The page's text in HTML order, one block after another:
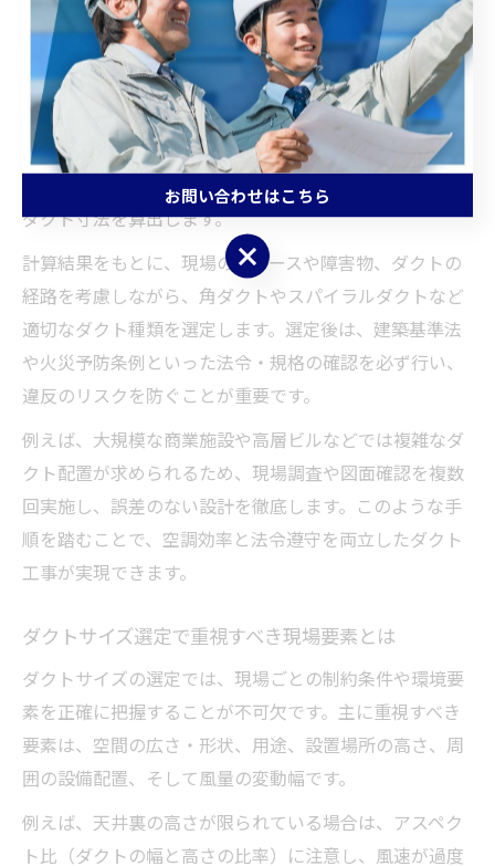
ダクト工事で適切サイズを見極める実務の流れ
ダクト工事において適切なダクトサイズを見極めるため
の実務の流れは、まず建物の用途や空調計画を詳細に把
握することから始まります。次に、必要な風量・風速、
換気回数などの基本条件を確認し、計算式やダクトサイ
ズ計算サイト、エクセルなどのツールを活用して初期の
ダクト寸法を算出します。
計算結果をもとに、現場のスペースや障害物、ダクトの
経路を考慮しながら、角ダクトやスパイラルダクトなど
適切なダクト種類を選定します。選定後は、建築基準法
や火災予防条例といった法令・規格の確認を必ず行い、
違反のリスクを防ぐことが重要です。
例えば、大規模な商業施設や高層ビルなどでは複雑なダ
クト配置が求められるため、現場調査や図面確認を複数
回実施し、誤差のない設計を徹底します。このような手
順を踏むことで、空調効率と法令遵守を両立したダクト
工事が実現できます。
ダクトサイズ選定で重視すべき現場要素とは
ダクトサイズの選定では、現場ごとの制約条件や環境要
素を正確に把握することが不可欠です。主に重視すべき
要素は、空間の広さ・形状、用途、設置場所の高さ、周
囲の設備配置、そして風量の変動幅です。
例えば、天井裏の高さが限られている場合は、アスペク
ト比（ダクトの幅と高さの比率）に注意し、風速が過度
お問い合わせはこちら
お問い合わせはこちら